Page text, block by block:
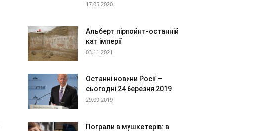
17.05.2020
Альберт пірпойнт-останній
кат імперії
03.11.2021
Останні новини Росії —
сьогодні 24 березня 2019
29.09.2019
Пограли в мушкетерів: в